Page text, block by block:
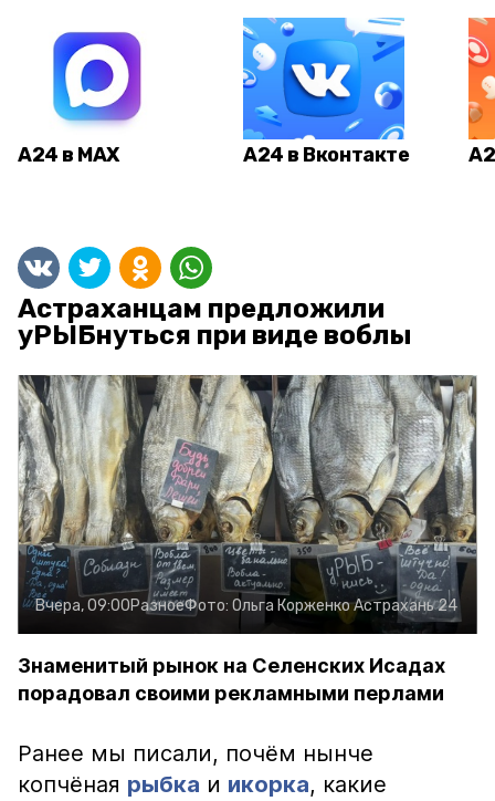
А24 в MAX А24 в Вконтакте
Астраханцам предложили
уРЫБнуться при виде воблы
Вчера, 09:00РазноеФото: Ольга КорженкоАстрахань 24
Знаменитый рынок на Селенских Исадах
порадовал своими рекламными перлами
Ранее мы писали, почём нынче
копчёная рыбка и икорка, какие